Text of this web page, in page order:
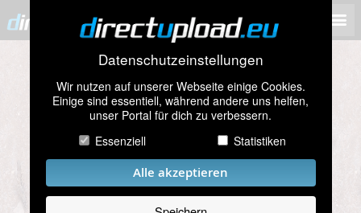
Datenschutzeinstellungen
Wir nutzen auf unserer Webseite einige Cookies.
Einige sind essentiell, während andere uns helfen,
unser Portal für dich zu verbessern.
Essenziell
Statistiken
Alle akzeptieren